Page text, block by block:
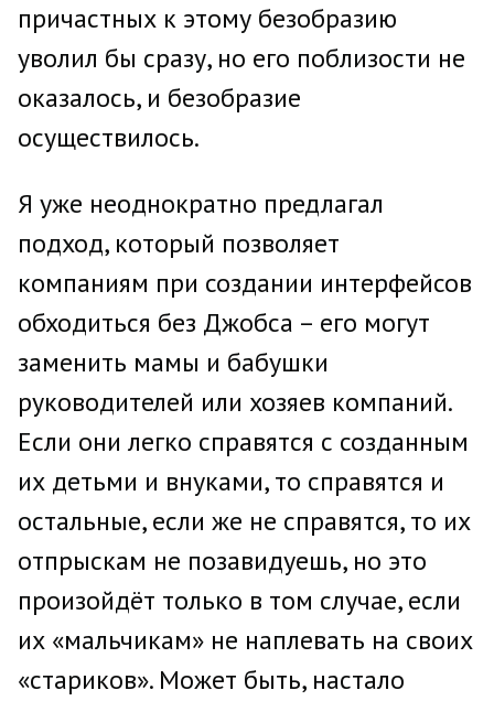
причастных к этому безобразию
уволил бы сразу, но его поблизости не
оказалось, и безобразие
осуществилось.
Я уже неоднократно предлагал
подход, который позволяет
компаниям при создании интерфейсов
обходиться без Джобса – его могут
заменить мамы и бабушки
руководителей или хозяев компаний.
Если они легко справятся с созданным
их детьми и внуками, то справятся и
остальные, если же не справятся, то их
отпрыскам не позавидуешь, но это
произойдёт только в том случае, если
их «мальчикам» не наплевать на своих
«стариков». Может быть, настало